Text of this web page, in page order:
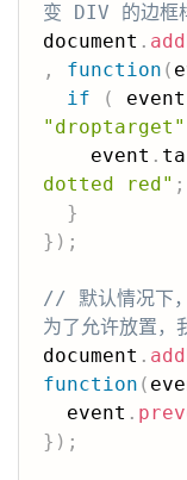
变 DIV 的边框
document .
,
function (
if
( event
"droptarget"
    event
.
dotted red" ;
}
} ) ;
// 默认情况下，
为了允许放置，
document .
function (
  event
.
} ) ;